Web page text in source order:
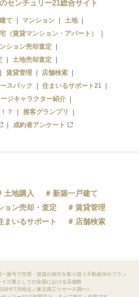
センチュリー21総合サイト
て マンション
土地
（賃貸マンション・アパート）
ション売却査定
土地売却査定
賃貸管理
店舗検索
スバック
住まいるサポート21
ジキャラクター紹介
？
接客グランプリ
成約者アンケート
土地購入
新築一戸建て
ョン売却・査定
賃貸管理
まいるサポート
店舗検索
屋号で売買・賃貸の両方を取り扱う不動産仲介フラン
イズ業としての全国における店舗数
年7月時点／東京商工リサーチ調べ）